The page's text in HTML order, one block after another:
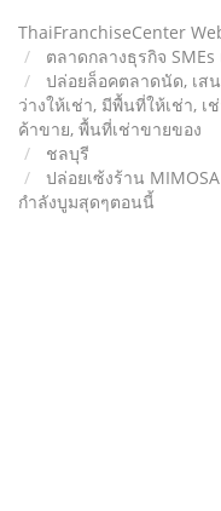
ThaiFranchiseCenter
ตลาดกลางธุรกิจ
ปล่อยล็อคตลาดนัด, เส
ว่างให้เช่า, มีพื้นที่ให้เช่า,
ค้าขาย, พื้นที่เช่าขายของ
ชลบุรี
ปล่อยเซ้งร้าน
กำลังบูมสุดๆตอนนี้